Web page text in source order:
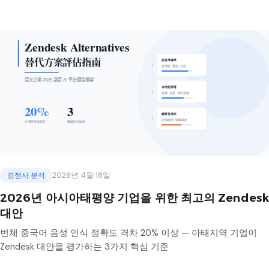
경쟁사 분석 2026년 4월 18일
2026년 아시아태평양 기업을 위한 최고의 Zendesk
대안
번체 중국어 음성 인식 정확도 격차 20% 이상 — 아태지역 기업이
Zendesk 대안을 평가하는 3가지 핵심 기준